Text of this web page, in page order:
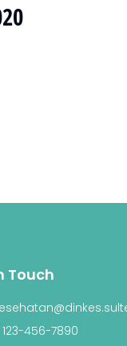
Touch
456-7890